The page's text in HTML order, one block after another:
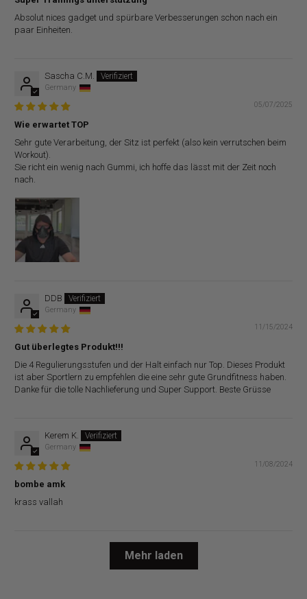
Absolut nices gadget und spürbare Verbesserungen schon nach ein
paar Einheiten.
Sascha C.M.
Germany
05/07/2025
Wie erwartet TOP
Sehr gute Verarbeitung, der Sitz ist perfekt (also kein verrutschen beim
Workout).
Sie richt ein wenig nach Gummi, ich hoffe das lässt mit der Zeit noch
nach.
DDB
Germany
11/15/2024
Gut überlegtes Produkt!!!
Die 4 Regulierungsstufen und der Halt einfach nur Top. Dieses Produkt
ist aber Sportlern zu empfehlen die eine sehr gute Grundfitness haben.
Danke für die tolle Nachlieferung und Super Support. Beste Grüsse
Kerem K.
Germany
11/08/2024
bombe amk
krass vallah
Mehr laden